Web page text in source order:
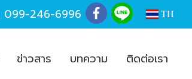
099-246-6996 TH
ข่าวสาร บทความ ติดต่อเรา